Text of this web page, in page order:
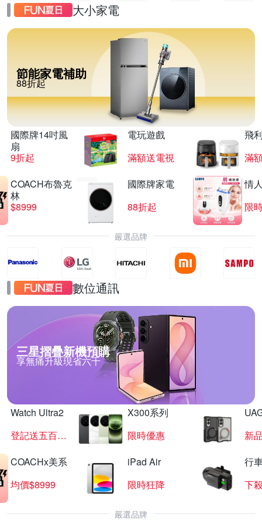
大小家電
節能家電補助
88折起
國際牌14吋風
扇
9折起
電玩遊戲
滿額送電視
飛
滿
COACH布魯克
林
$8999
國際牌家電
88折起
情
限
嚴選品牌
數位通訊
三星摺疊新機預購
享無痛升級現省六千
Watch Ultra2
登記送五百超贈點
X300系列
限時優惠
新
COACHx美系
均價$8999
iPad Air
限時狂降
行
下
嚴選品牌